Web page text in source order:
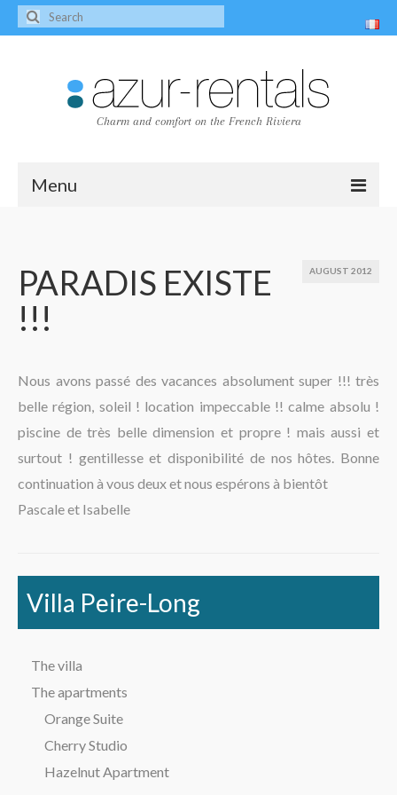
Charm and comfort on the French Riviera
Menu
The villas
Contact
The region
AUGUST 2012
PARADIS EXISTE
!!!
Nous avons passé des vacances absolument super !!! très
belle région, soleil ! location impeccable !! calme absolu !
piscine de très belle dimension et propre ! mais aussi et
surtout ! gentillesse et disponibilité de nos hôtes. Bonne
continuation à vous deux et nous espérons à bientôt
Pascale et Isabelle
Villa Peire-Long
The villa
The apartments
Orange Suite
Cherry Studio
Hazelnut Apartment